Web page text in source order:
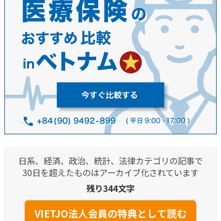
日系、経済、政治、統計、法律カテゴリの記事で
30日を超えたものはアーカイブ化されています
残り344文字